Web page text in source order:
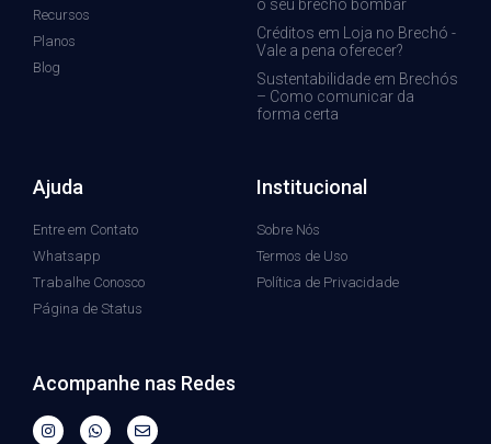
Recursos
Planos
Blog
o seu brechó bombar
Créditos em Loja no Brechó -
Vale a pena oferecer?
Sustentabilidade em Brechós
– Como comunicar da
forma certa
Ajuda
Entre em Contato
Whatsapp
Trabalhe Conosco
Página de Status
Institucional
Sobre Nós
Termos de Uso
Política de Privacidade
Acompanhe nas Redes